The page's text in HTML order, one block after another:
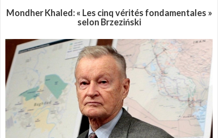
Mondher Khaled: « Les cinq vérités fondamentales »
selon Brzeziński